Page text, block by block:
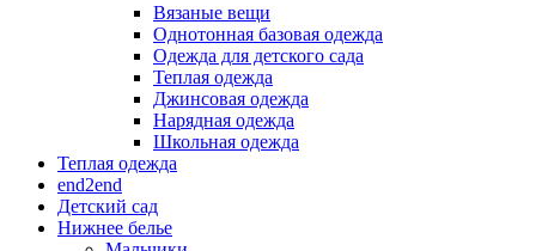
Вязаные вещи
Однотонная базовая одежда
Одежда для детского сада
Теплая одежда
Джинсовая одежда
Нарядная одежда
Школьная одежда
Теплая одежда
end2end
Детский сад
Нижнее белье